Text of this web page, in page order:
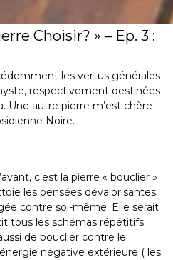
Choisir? » – Ep. 3 :
les vertus générales
respectivement destinées
Une autre pierre m’est chère
Noire.
c’est la pierre « bouclier »
les pensées dévalorisantes
contre soi-même. Elle serait
tous les schémas répétitifs
de bouclier contre le
négative extérieure ( les